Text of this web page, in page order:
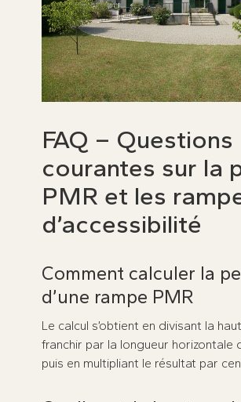
FAQ – Questions
courantes sur la
PMR et les
d’accessibilité
Comment calculer la
d’une rampe PMR
Le calcul s’obtient en divisant la
franchir par la longueur horizontale
puis en multipliant le résultat par